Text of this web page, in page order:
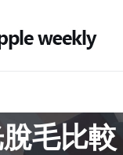
毛比較